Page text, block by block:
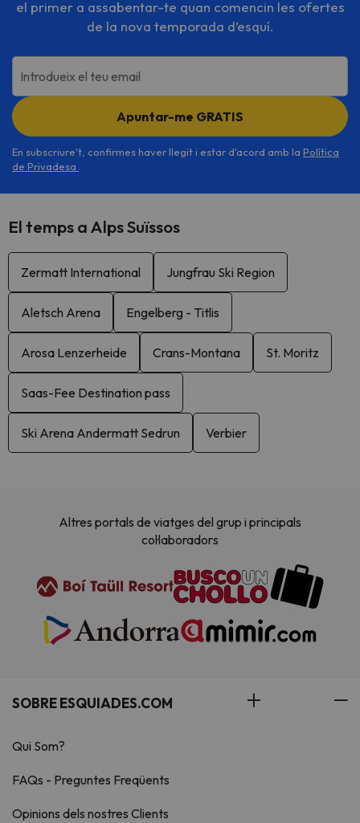
el primer a assabentar-te quan comencin les ofertes
de la nova temporada d’esquí.
Introdueix el teu email
Apuntar-me GRATIS
En subscriure't, confirmes haver llegit i estar d'acord amb la Política
de Privadesa
El temps a Alps Suïssos
Zermatt International Jungfrau Ski Region
Aletsch Arena Engelberg - Titlis
Arosa Lenzerheide Crans-Montana St. Moritz
Saas-Fee Destination pass
Ski Arena Andermatt Sedrun Verbier
Altres portals de viatges del grup i principals
col·laboradors
SOBRE ESQUIADES.COM
Qui Som?
FAQs - Preguntes Freqüents
Opinions dels nostres Clients